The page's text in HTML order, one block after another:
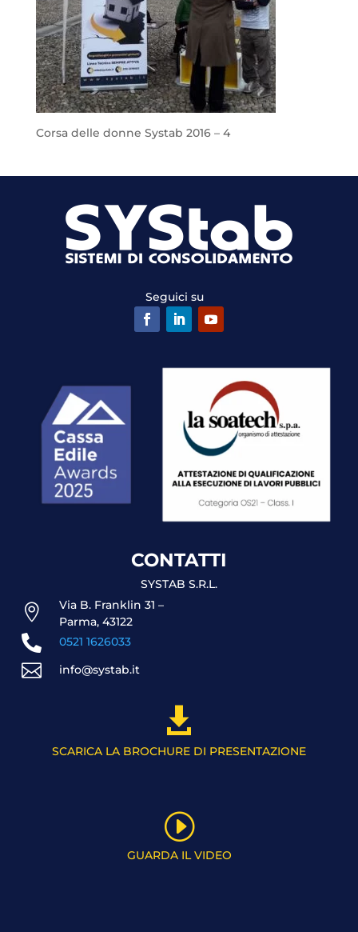
Corsa delle donne Systab 2016 – 4
Seguici su
CONTATTI
SYSTAB S.R.L.

Via B. Franklin 31 –
Parma, 43122
 0521 1626033
 info@systab.it

SCARICA LA BROCHURE DI PRESENTAZIONE
I
GUARDA IL VIDEO